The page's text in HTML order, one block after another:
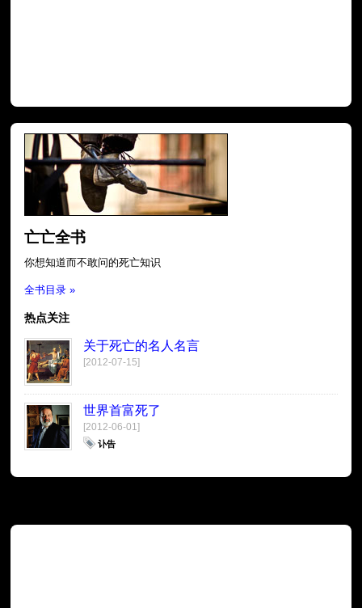
亡亡全书
你想知道而不敢问的死亡知识
全书目录 »
热点关注
关于死亡的名人名言
[2012-07-15]
世界首富死了
[2012-06-01]
讣告